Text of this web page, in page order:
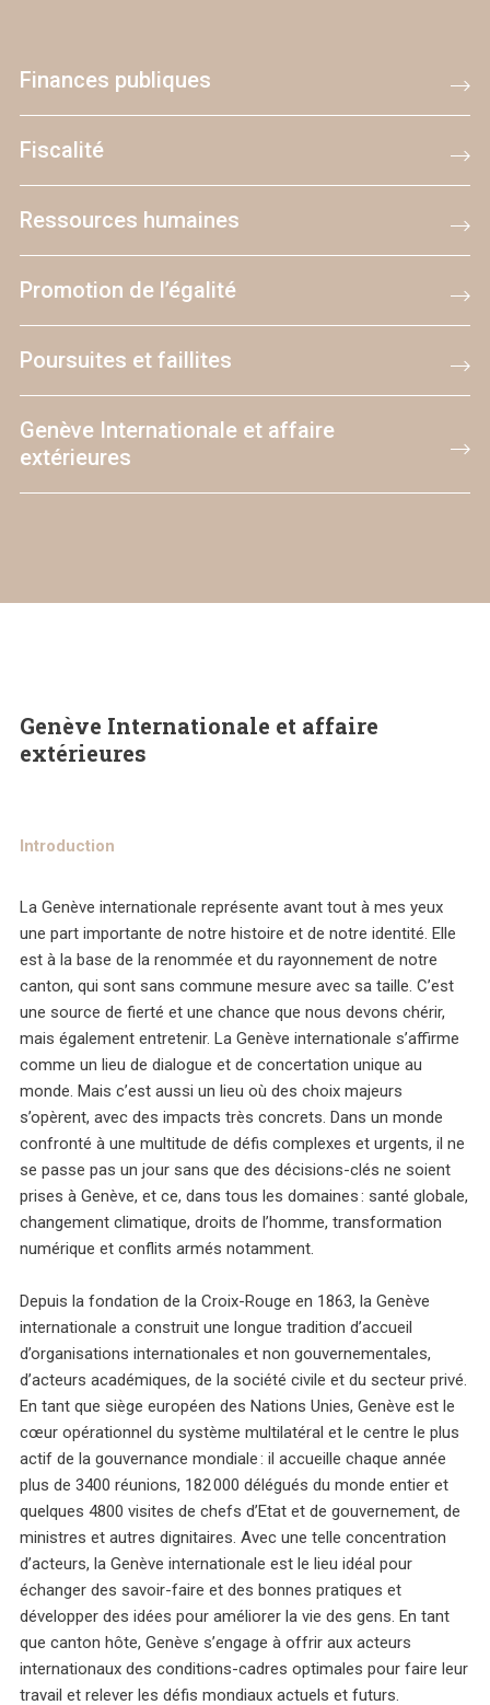
Finances publiques
Fiscalité
Ressources humaines
Promotion de l’égalité
Poursuites et faillites
Genève Internationale et affaire
extérieures
Genève Internationale et affaire
extérieures
Introduction
La Genève internationale représente avant tout à mes yeux
une part importante de notre histoire et de notre identité. Elle
est à la base de la renommée et du rayonnement de notre
canton, qui sont sans commune mesure avec sa taille. C’est
une source de fierté et une chance que nous devons chérir,
mais également entretenir. La Genève internationale s’affirme
comme un lieu de dialogue et de concertation unique au
monde. Mais c’est aussi un lieu où des choix majeurs
s’opèrent, avec des impacts très concrets. Dans un monde
confronté à une multitude de défis complexes et urgents, il ne
se passe pas un jour sans que des décisions-clés ne soient
prises à Genève, et ce, dans tous les domaines : santé globale,
changement climatique, droits de l’homme, transformation
numérique et conflits armés notamment.
Depuis la fondation de la Croix-Rouge en 1863, la Genève
internationale a construit une longue tradition d’accueil
d’organisations internationales et non gouvernementales,
d’acteurs académiques, de la société civile et du secteur privé.
En tant que siège européen des Nations Unies, Genève est le
cœur opérationnel du système multilatéral et le centre le plus
actif de la gouvernance mondiale : il accueille chaque année
plus de 3400 réunions, 182 000 délégués du monde entier et
quelques 4800 visites de chefs d’Etat et de gouvernement, de
ministres et autres dignitaires. Avec une telle concentration
d’acteurs, la Genève internationale est le lieu idéal pour
échanger des savoir-faire et des bonnes pratiques et
développer des idées pour améliorer la vie des gens. En tant
que canton hôte, Genève s’engage à offrir aux acteurs
internationaux des conditions-cadres optimales pour faire leur
travail et relever les défis mondiaux actuels et futurs.